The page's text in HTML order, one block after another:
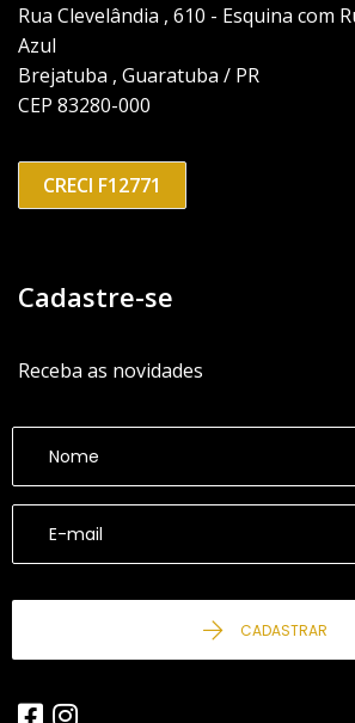
Rua Clevelândia , 610 - Esquina com
Azul
Brejatuba , Guaratuba / PR
CEP 83280-000
CRECI F12771
Cadastre-se
Receba as novidades
CADASTRAR